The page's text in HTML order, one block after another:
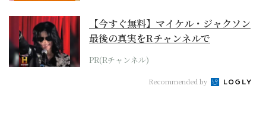
【今すぐ無料】マイケル・ジャクソン
最後の真実をRチャンネルで
PR(Rチャンネル)
Recommended by